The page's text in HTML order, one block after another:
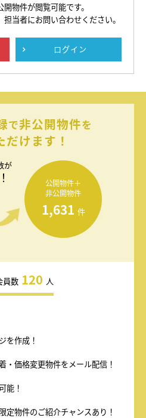
物件が閲覧可能です。
当者にお問い合わせください。
ログイン
で非公開物件を
だけます！
が
公開物件＋
非公開物件
1,631 件
員数 120 人
を作成！
・価格変更物件をメール配信！
能！
定物件のご紹介チャンスあり！